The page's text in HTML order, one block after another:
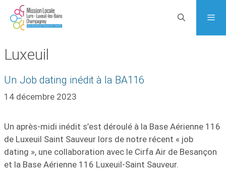
contenu
Luxeuil
Un Job dating inédit à la BA116
14 décembre 2023
Un après-midi inédit s’est déroulé à la Base Aérienne 116
de Luxeuil Saint Sauveur lors de notre récent « job
dating », une collaboration avec le Cirfa Air de Besançon
et la Base Aérienne 116 Luxeuil-Saint Sauveur.